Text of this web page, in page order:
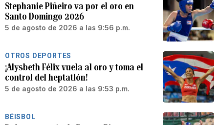
Stephanie Piñeiro va por el oro en
Santo Domingo 2026
5 de agosto de 2026 a las 9:56 p.m.
OTROS DEPORTES
¡Alysbeth Félix vuela al oro y toma el
control del heptatlón!
5 de agosto de 2026 a las 9:53 p.m.
BÉISBOL